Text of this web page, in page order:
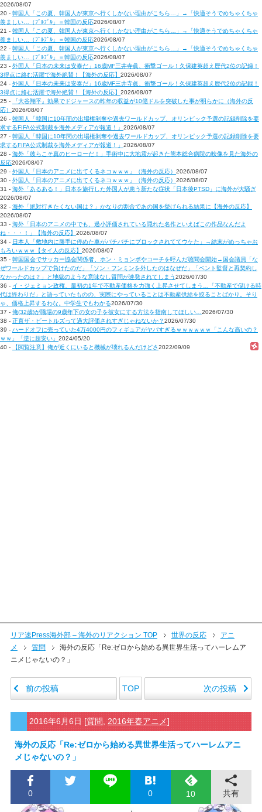
2026/08/07
20 - 韓国人「この夏、韓国人が東京へ行くしかない理由がこちら…」→「快適そうでめちゃくちゃ
羨ましい…（ﾌﾞﾙﾌﾞﾙ」＝韓国の反応2026/08/07
21 - 韓国人「この夏、韓国人が東京へ行くしかない理由がこちら…」→「快適そうでめちゃくちゃ
羨ましい…（ﾌﾞﾙﾌﾞﾙ」＝韓国の反応2026/08/07
22 - 韓国人「この夏、韓国人が東京へ行くしかない理由がこちら…」→「快適そうでめちゃくちゃ
羨ましい…（ﾌﾞﾙﾌﾞﾙ」＝韓国の反応2026/08/07
23 - 外国人「日本の未来は安泰だ」16歳MF三井寺眞、衝撃ゴール！久保建英超え歴代2位の記録！
3得点に絡む活躍で海外絶賛！【海外の反応】 2026/08/07
24 - 外国人「日本の未来は安泰だ」16歳MF三井寺眞、衝撃ゴール！久保建英超え歴代2位の記録！
3得点に絡む活躍で海外絶賛！【海外の反応】 2026/08/07
25 -
『大谷翔平』効果でドジャースの昨年の収益が10億ドルを突破した事が明らかに（海外の反
応） 2026/08/07
26 - 韓国人「韓国に10年間の出場権剥奪や過去ワールドカップ、オリンピック予選の記録削除を要
求するFIFA公式制裁を海外メディアが報道！」 2026/08/07
27 - 韓国人「韓国に10年間の出場権剥奪や過去ワールドカップ、オリンピック予選の記録削除を要
求するFIFA公式制裁を海外メディアが報道！」 2026/08/07
28 - 海外「彼らこそ真のヒーローだ！」手術中に大地震が起きた熊本総合病院の映像を見た海外の
反応2026/08/07
29 - 外国人「日本のアニメに出てくるネコｗｗｗ」（海外の反応） 2026/08/07
30 - 外国人「日本のアニメに出てくるネコｗｗｗ」（海外の反応） 2026/08/07
31 - 海外「あるある！」日本を旅行した外国人が患う新たな症状「日本後PTSD」に海外が大騒ぎ
2026/08/07
32 - 海外「絶対行きたくない国は？」かなりの割合であの国を挙げられる結果に【海外の反応】
2026/08/07
33 - 海外「日本のアニメの中でも、過小評価されている隠れた名作といえばこの作品なんだよ
ね・・・！」【海外の反応】 2026/08/07
34 - 日本人「敷地内に勝手に停めた車がバチバチにブロックされててウケた」→結末がめっちゃお
もろいｗｗｗ【タイ人の反応】 2026/08/07
35 - 韓国国会でサッカー協会関係者、ホン・ミョンボやコーチを呼んだ聴聞会開始→国会議員「な
ぜワールドカップで負けたのだ」「ソン・フンミンを外したのはなぜだ」「ベント監督と再契約し
なかったのは？」と地獄のような意味なし質問が連発されてしまう2026/07/30
36 - イ・ジェミョン政権、最初の1年で不動産価格を力強く上昇させてしまう…「不動産で儲ける時
代は終わりだ」と語っていたものの、実際にやっていることは不動産供給を絞ることばかり。そり
ゃ、価格上昇するわな。中学生でもわかる2026/07/30
37 - 俺(32歳)が職場の9歳年下の女の子を彼女にする方法を指南してほしい…2026/07/30
38 - 正直ザ・ビートルズって過大評価されすぎじゃねないか？2026/07/30
39 - ハードオフに売っていた4万4000円のフィギュアがヤバすぎるｗｗｗｗｗｗ「こんな高いの？
ｗｗ」「逆に超安い」 2024/05/20
40 -
【閲覧注意】俺が近くにいると機械が壊れるんだけどさ2022/09/09
リア速Press海外部 – 海外のリアクション TOP 世界の反応
アニ
メ
質問
海外の反応「Re:ゼロから始める異世界生活ってハーレムア
ニメじゃないの？」
前の投稿 TOP 次の投稿
2016年6月6日 [質問, 2016年春アニメ]
海外の反応「Re:ゼロから始める異世界生活ってハーレムアニ
メじゃないの？」
0 0 10 共有